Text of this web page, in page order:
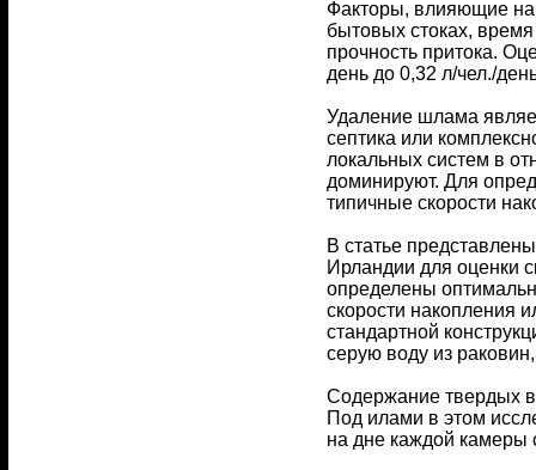
Факторы, влияющие на
бытовых стоках,
прочность притока.
день до 0,32 л/чел./
Удаление шлама
септика или
локальных систем в
доминируют. Для
типичные скорости
В статье
Ирландии для оценки
определены
скорости накопления
стандартной
серую воду из
Содержание твердых
Под илами в этом
на дне каждой камеры